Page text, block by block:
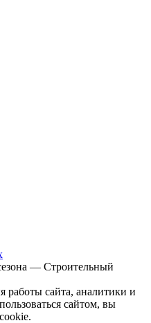
— Строительный
сайта, аналитики и
сайтом, вы